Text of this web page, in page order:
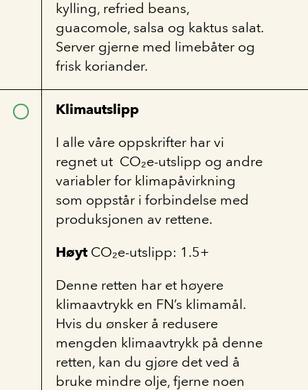
kylling, refried beans,
guacomole, salsa og kaktus salat.
Server gjerne med limebåter og
frisk koriander.
Klimautslipp
I alle våre oppskrifter har vi
regnet ut CO₂e-utslipp og andre
variabler for klimapåvirkning
som oppstår i forbindelse med
produksjonen av rettene.
HøytCO₂e-utslipp: 1.5+
Denne retten har et høyere
klimaavtrykk en FN’s klimamål.
Hvis du ønsker å redusere
mengden klimaavtrykk på denne
retten, kan du gjøre det ved å
bruke mindre olje, fjerne noen